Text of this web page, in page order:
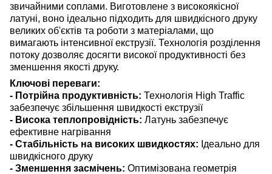
звичайними соплами. Виготовлене з високоякісної
латуні, воно ідеально підходить для швидкісного друку
великих об'єктів та роботи з матеріалами, що
вимагають інтенсивної екструзії. Технологія розділення
потоку дозволяє досягти високої продуктивності без
зменшення якості друку.
Ключові переваги:
- Потрійна продуктивність: Технологія High Traffic
забезпечує збільшення швидкості екструзії
- Висока теплопровідність: Латунь забезпечує
ефективне нагрівання
- Стабільність на високих швидкостях: Ідеально для
швидкісного друку
- Зменшення засмічень: Оптимізована геометрія